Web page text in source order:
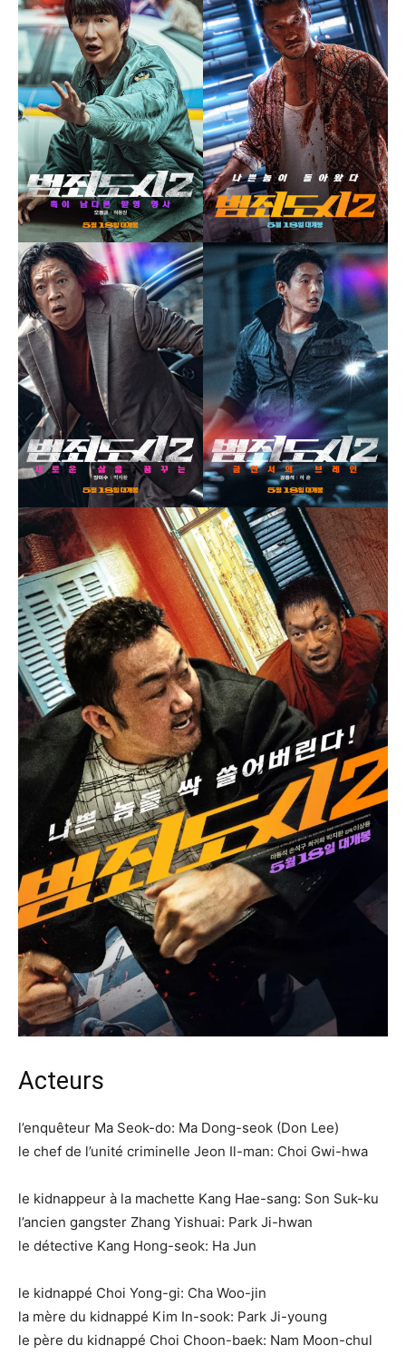
Acteurs
l’enquêteur Ma Seok-do: Ma Dong-seok (Don Lee)
le chef de l’unité criminelle Jeon Il-man: Choi Gwi-hwa
le kidnappeur à la machette Kang Hae-sang: Son Suk-ku
l’ancien gangster Zhang Yishuai: Park Ji-hwan
le détective Kang Hong-seok: Ha Jun
le kidnappé Choi Yong-gi: Cha Woo-jin
la mère du kidnappé Kim In-sook: Park Ji-young
le père du kidnappé Choi Choon-baek: Nam Moon-chul